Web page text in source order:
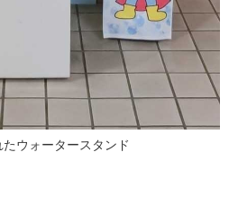
ウォータースタンド